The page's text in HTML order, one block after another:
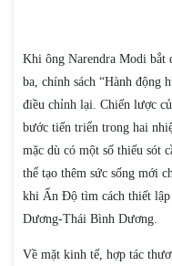
Khi ông Narendra Modi
ba, chính sách “Hành động
điều chỉnh lại. Chiến lược
bước tiến triển trong hai
mặc dù có một số thiếu sót
thể tạo thêm sức sống mới
khi Ấn Độ tìm cách thiết
Dương-Thái Bình Dương.
Về mặt kinh tế, hợp tác